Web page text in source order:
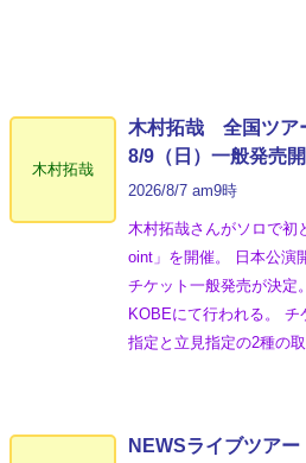
木村拓哉
木村拓哉 全国ツ
8/9（日）一般発売
2026/8/7 am9時
木村拓哉さんがソロで初
oint」を開催。 日本公演
チケット一般発売が決定
KOBEにて行われる。 チ
指定と立見指定の2種の
NEWSライブツア